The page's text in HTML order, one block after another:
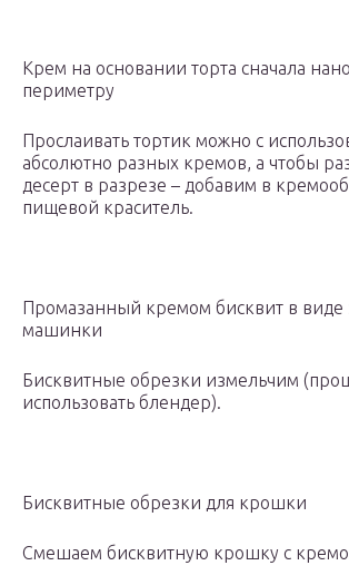
Крем на основании торта сначала
периметру
Прослаивать тортик можно с
абсолютно разных кремов, а чтобы
десерт в разрезе – добавим в
пищевой краситель.
Промазанный кремом бисквит в виде
машинки
Бисквитные обрезки измельчим
использовать блендер).
Бисквитные обрезки для крошки
Смешаем бисквитную крошку с